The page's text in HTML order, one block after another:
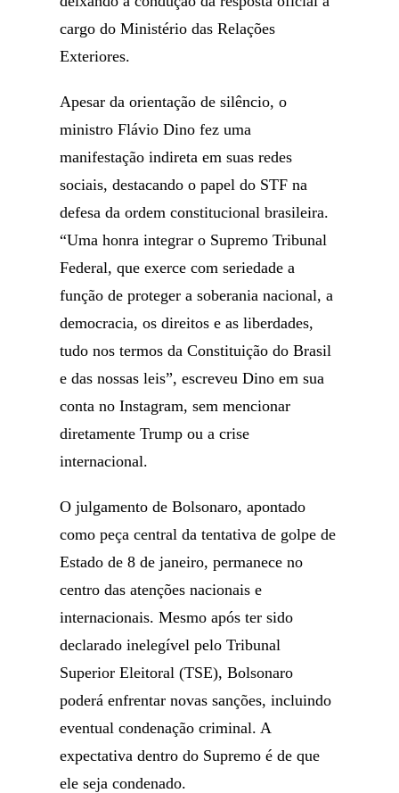
cargo do Ministério das Relações
Exteriores.
Apesar da orientação de silêncio, o
ministro Flávio Dino fez uma
manifestação indireta em suas redes
sociais, destacando o papel do STF na
defesa da ordem constitucional brasileira.
“Uma honra integrar o Supremo Tribunal
Federal, que exerce com seriedade a
função de proteger a soberania nacional, a
democracia, os direitos e as liberdades,
tudo nos termos da Constituição do Brasil
e das nossas leis”, escreveu Dino em sua
conta no Instagram, sem mencionar
diretamente Trump ou a crise
internacional.
O julgamento de Bolsonaro, apontado
como peça central da tentativa de golpe de
Estado de 8 de janeiro, permanece no
centro das atenções nacionais e
internacionais. Mesmo após ter sido
declarado inelegível pelo Tribunal
Superior Eleitoral (TSE), Bolsonaro
poderá enfrentar novas sanções, incluindo
eventual condenação criminal. A
expectativa dentro do Supremo é de que
ele seja condenado.